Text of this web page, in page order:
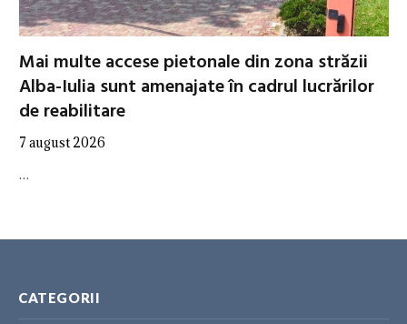
Mai multe accese pietonale din zona străzii
Alba-Iulia sunt amenajate în cadrul lucrărilor
de reabilitare
7 august 2026
…
CATEGORII